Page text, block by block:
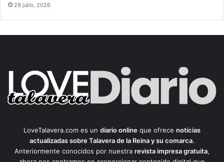
29 julio, 2026
LoveTalavera.com es un diario online que ofrece noticias
actualizadas sobre Talavera de la Reina y su comarca.
Anteriormente conocidos por nuestra revista impresa gratuita,